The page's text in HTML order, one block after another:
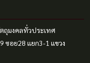
ถุมงคลทั่วประเทศ
ซอย28 แยก3-1 แขวง